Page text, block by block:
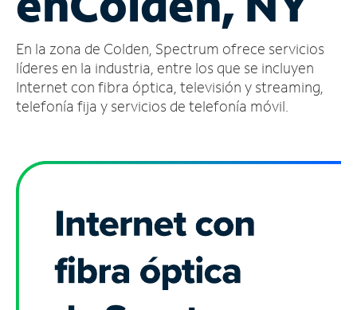
cuenta
Encuentra
una
tienda
En la zona de Colden, Spectrum ofrece servicios
líderes en la industria, entre los que se incluyen
Internet con fibra óptica, televisión y streaming,
telefonía fija y servicios de telefonía móvil.